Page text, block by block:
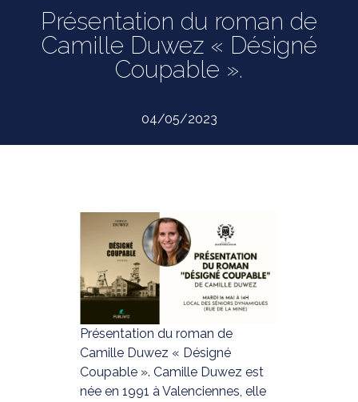
Présentation du roman de
Camille Duwez « Désigné
Coupable ».
04/05/2023
Présentation du roman de
Camille Duwez « Désigné
Coupable ». Camille Duwez est
née en 1991 à Valenciennes, elle